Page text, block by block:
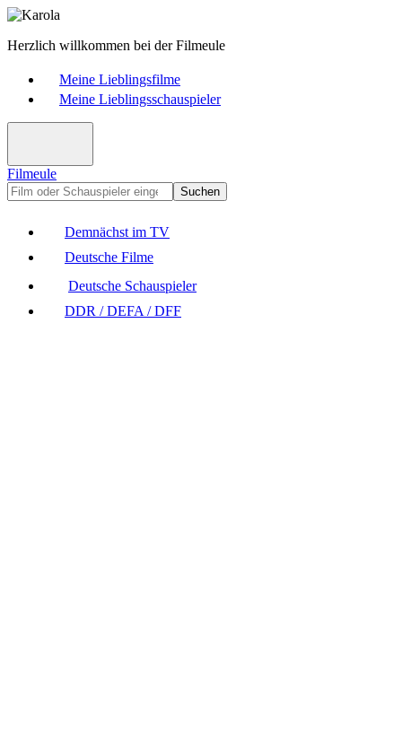
Herzlich willkommen bei der Filmeule
Meine Lieblingsfilme
Meine Lieblingsschauspieler
Filmeule
Suchen
Demnächst im TV
Deutsche Filme
Deutsche Schauspieler
DDR / DEFA / DFF